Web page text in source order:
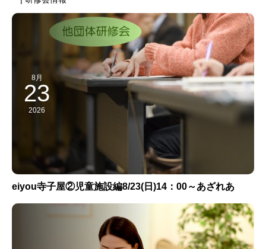
8月
23
2026
eiyou寺子屋②児童施設編8/23(日)14：00～あざれあ